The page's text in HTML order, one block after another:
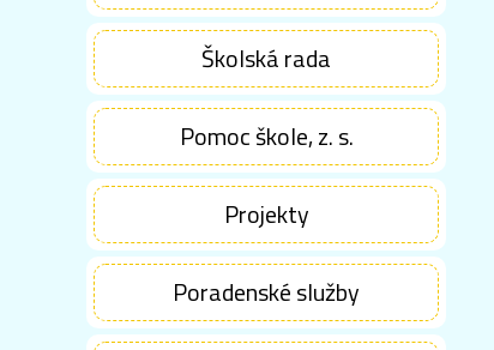
Školská rada
Pomoc škole, z. s.
Projekty
Poradenské služby